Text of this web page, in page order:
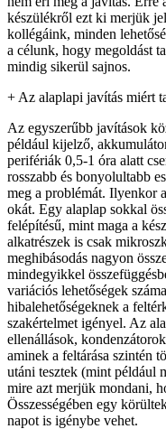
készülékről ezt ki merjük
kollégáink, minden
a célunk, hogy megoldást
mindig sikerül sajnos.
+ Az alaplapi javítás miért
Az egyszerűbb javítások
például kijelző,
perifériák 0,5-1 óra alatt
rosszabb és bonyolultabb
meg a problémát. Ilyenkor
okát. Egy alaplap sokkal
felépítésű, mint maga a
alkatrészek is csak
meghibásodás nagyon
mindegyikkel
variációs lehetőségek
hibalehetőségeknek a
szakértelmet igényel. Az
ellenállások,
aminek a feltárása szintén
utáni tesztek (mint például
mire azt merjük mondani,
Összességében egy
napot is igénybe vehet.